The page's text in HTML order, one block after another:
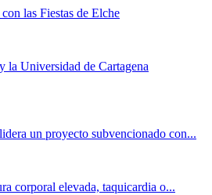
las Fiestas de Elche
la Universidad de Cartagena
un proyecto subvencionado con...
corporal elevada, taquicardia o...